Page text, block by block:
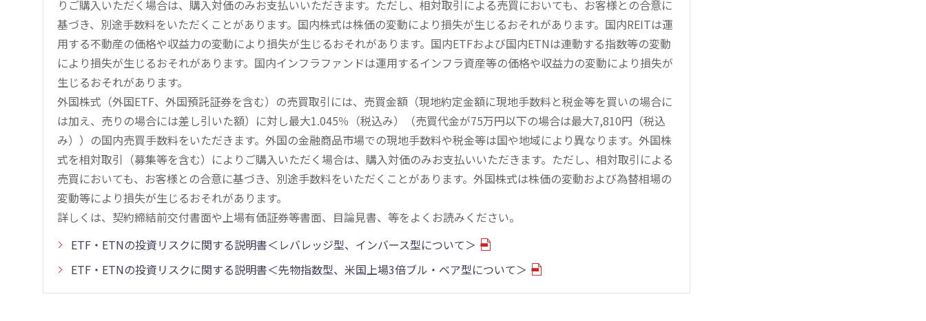
りご購入いただく場合は、購入対価のみお支払いいただきます。ただし、相対取引による売買においても、お客様との合意に
基づき、別途手数料をいただくことがあります。国内株式は株価の変動により損失が生じるおそれがあります。国内REITは運
用する不動産の価格や収益力の変動により損失が生じるおそれがあります。国内ETFおよび国内ETNは連動する指数等の変動
により損失が生じるおそれがあります。国内インフラファンドは運用するインフラ資産等の価格や収益力の変動により損失が
生じるおそれがあります。
外国株式（外国ETF、外国預託証券を含む）の売買取引には、売買金額（現地約定金額に現地手数料と税金等を買いの場合に
は加え、売りの場合には差し引いた額）に対し最大1.045％（税込み）（売買代金が75万円以下の場合は最大7,810円（税込
み））の国内売買手数料をいただきます。外国の金融商品市場での現地手数料や税金等は国や地域により異なります。外国株
式を相対取引（募集等を含む）によりご購入いただく場合は、購入対価のみお支払いいただきます。ただし、相対取引による
売買においても、お客様との合意に基づき、別途手数料をいただくことがあります。外国株式は株価の変動および為替相場の
変動等により損失が生じるおそれがあります。
詳しくは、契約締結前交付書面や上場有価証券等書面、目論見書、等をよくお読みください。
ETF・ETNの投資リスクに関する説明書＜レバレッジ型、インバース型について＞
ETF・ETNの投資リスクに関する説明書＜先物指数型、米国上場3倍ブル・ベア型について＞